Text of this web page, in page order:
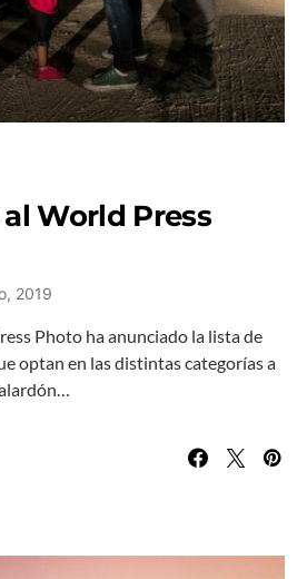
World Press
2019
Photo ha anunciado la lista de
optan en las distintas categorías a